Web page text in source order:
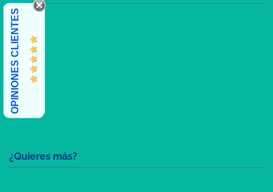
¿Quieres más?
OPINIONES CLIENTES